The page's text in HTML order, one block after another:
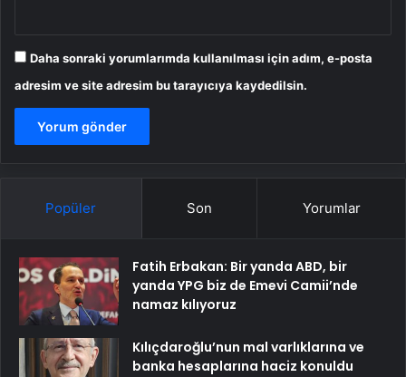
Daha sonraki yorumlarımda kullanılması için adım, e-posta
adresim ve site adresim bu tarayıcıya kaydedilsin.
Popüler Son Yorumlar
Fatih Erbakan: Bir yanda ABD, bir
yanda YPG biz de Emevi Camii’nde
namaz kılıyoruz
Kılıçdaroğlu’nun mal varlıklarına ve
banka hesaplarına haciz konuldu